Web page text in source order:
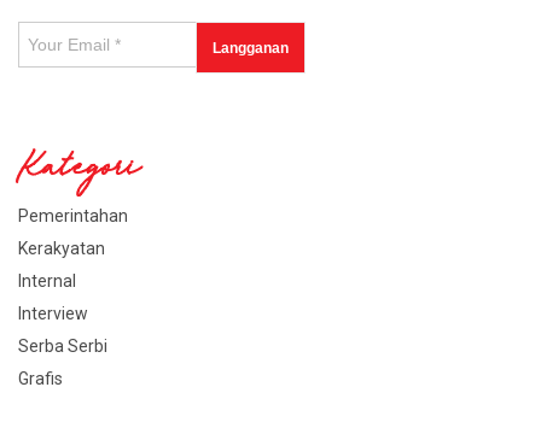
Kategori
Pemerintahan
Kerakyatan
Internal
Interview
Serba Serbi
Grafis